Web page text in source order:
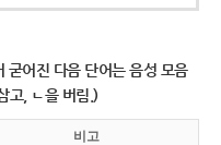
굳어진 다음 단어는 음성 모음
고, ㄴ을 버림.)
비고